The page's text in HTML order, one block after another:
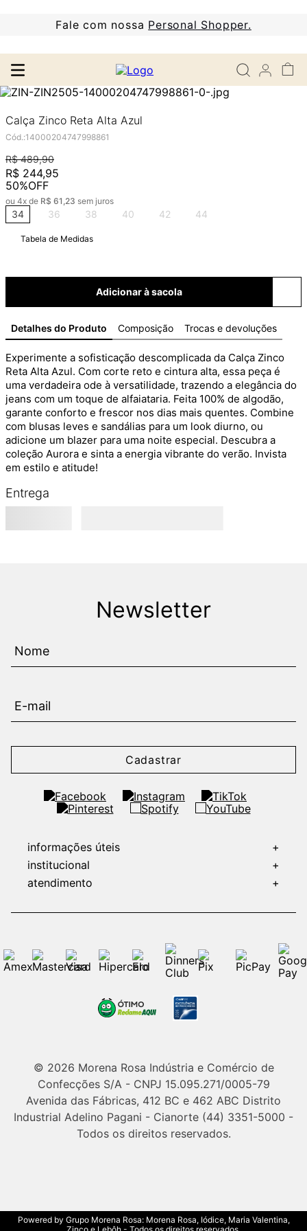
Fale com nossa Personal Shopper.
Calça Zinco Reta Alta Azul
Cód.:14000204747998861
R$ 489,90
R$ 244,95
50%OFF
ou 4x de R$ 61 ,23 sem juros
34 36 38 40 42 44
Tabela de Medidas
Adicionar à sacola
Detalhes do Produto Composição Trocas e devoluções
Experimente a sofisticação descomplicada da Calça Zinco
Reta Alta Azul. Com corte reto e cintura alta, essa peça é
uma verdadeira ode à versatilidade, trazendo a elegância do
jeans com um toque de alfaiataria. Feita 100% de algodão,
garante conforto e frescor nos dias mais quentes. Combine
com blusas leves e sandálias para um look diurno, ou
adicione um blazer para uma noite especial. Descubra a
coleção Aurora e sinta a energia vibrante do verão. Invista
em estilo e atitude!
Entrega
Newsletter
Cadastrar
informações úteis
+
institucional
+
atendimento
+
© 2026 Morena Rosa Indústria e Comércio de
Confecções S/A - CNPJ 15.095.271/0005-79
Avenida das Fábricas, 412 BC e 462 ABC Distrito
Industrial Adelino Pagani - Cianorte (44) 3351-5000 -
Todos os direitos reservados.
Powered by Grupo Morena Rosa: Morena Rosa, Iódice, Maria Valentina,